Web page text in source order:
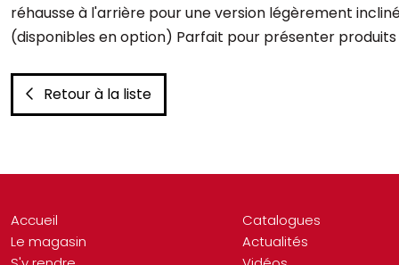
réhausse à l'arrière pour une version légèrement
(disponibles en option) Parfait pour présenter
Retour à la liste
Accueil
Le magasin
Catalogues
Actualités